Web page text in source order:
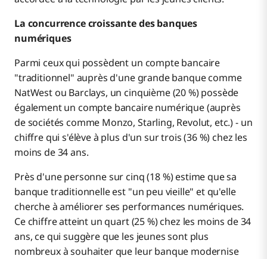
La concurrence croissante des banques
numériques
Parmi ceux qui possèdent un compte bancaire
"traditionnel" auprès d'une grande banque comme
NatWest ou Barclays, un cinquième (20 %) possède
également un compte bancaire numérique (auprès
de sociétés comme Monzo, Starling, Revolut, etc.) - un
chiffre qui s'élève à plus d'un sur trois (36 %) chez les
moins de 34 ans.
Près d'une personne sur cinq (18 %) estime que sa
banque traditionnelle est "un peu vieille" et qu'elle
cherche à améliorer ses performances numériques.
Ce chiffre atteint un quart (25 %) chez les moins de 34
ans, ce qui suggère que les jeunes sont plus
nombreux à souhaiter que leur banque modernise